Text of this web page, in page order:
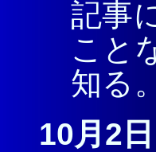
記事
こと
知る
10月2